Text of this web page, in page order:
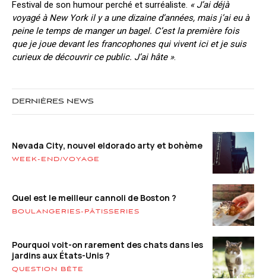
Festival de son humour perché et surréaliste. « J’ai déjà
voyagé à New York il y a une dizaine d’années, mais j’ai eu à
peine le temps de manger un bagel. C’est la première fois
que je joue devant les francophones qui vivent ici et je suis
curieux de découvrir ce public. J’ai hâte ».
DERNIÈRES NEWS
Nevada City, nouvel eldorado arty et bohème
WEEK-END/VOYAGE
Quel est le meilleur cannoli de Boston ?
BOULANGERIES-PÂTISSERIES
Pourquoi voit-on rarement des chats dans les
jardins aux États-Unis ?
QUESTION BÊTE